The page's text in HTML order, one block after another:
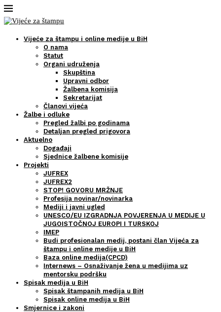
Vijeće za štampu i online medije u BiH
O nama
Statut
Organi udruženja
Skupština
Upravni odbor
Žalbena komisija
Sekretarijat
Članovi vijeća
Žalbe i odluke
Pregled žalbi po godinama
Detaljan pregled prigovora
Aktuelno
Događaji
Sjednice žalbene komisije
Projekti
JUFREX
JUFREX2
STOP! GOVORU MRŽNJE
Profesija novinar/novinarka
Mediji i javni ugled
UNESCO/EU IZGRADNJA POVJERENJA U MEDIJE U
JUGOISTOČNOJ EUROPI I TURSKOJ
IMEP
Budi profesionalan medij, postani član Vijeća za
štampu i online medije u BiH
Baza online medija(CPCD)
Internews – Osnaživanje žena u medijima uz
mentorsku podršku
Spisak medija u BiH
Spisak štampanih medija u BiH
Spisak online medija u BiH
Smjernice i zakoni